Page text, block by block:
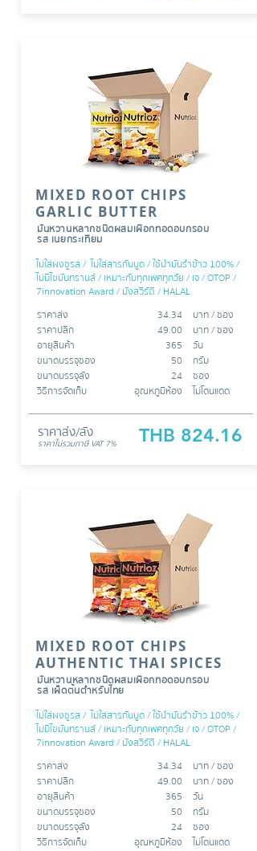
MIXED ROOT CHIPS
GARLIC BUTTER
มันหวานหลากชนิดผสมเผือกทอดอบกรอบ
รส เนยกระเทียม
ไม่ใส่ผงชูรส / ไม่ใส่สารกันบูด / ใช้นำมันรำข้าว 100% /
ไม่มีไขมันทรานส์ / เหมาะกับทุกเพศทุกวัย / เจ / OTOP /
7innovation Award / มังสวิรัติ / HALAL
ราคาส่ง
ราคาปลีก
อายุสินค้า
ขนาดบรรจุซอง
ขนาดบรรจุลัง
วิธีการจัดเก็บ
34.34
49.00
365
50
24
อุณหภูมิห้อง
บาท /​​ ซอง
บาท / ซอง
วัน
กรัม
ซอง
ไม่โดนแดด
ราคาส่ง/ลัง
ราคาไม่รวมภาษี VAT 7% THB 824.16
MIXED ROOT CHIPS
AUTHENTIC THAI SPICES
มันหวานหลากชนิดผสมเผือกทอดอบกรอบ
รส เผ็ดต้นตำหรับไทย
ไม่ใส่ผงชูรส / ไม่ใส่สารกันบูด / ใช้นำมันรำข้าว 100% /
ไม่มีไขมันทรานส์ / เหมาะกับทุกเพศทุกวัย / เจ / OTOP /
7innovation Award / มังสวิรัติ / HALAL
ราคาส่ง
ราคาปลีก
อายุสินค้า
ขนาดบรรจุซอง
ขนาดบรรจุลัง
วิธีการจัดเก็บ
34.34
49.00
365
50
24
อุณหภูมิห้อง
บาท /​​ ซอง
บาท / ซอง
วัน
กรัม
ซอง
ไม่โดนแดด